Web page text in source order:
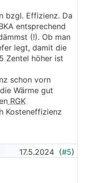
bzgl. Effizienz. Da
entsprechend
(!). Ob man
legt, damit die
Zentel höher ist
schon vorn
Wärme gut
RGK
Kosteneffizienz
17.5.2024 (#5)